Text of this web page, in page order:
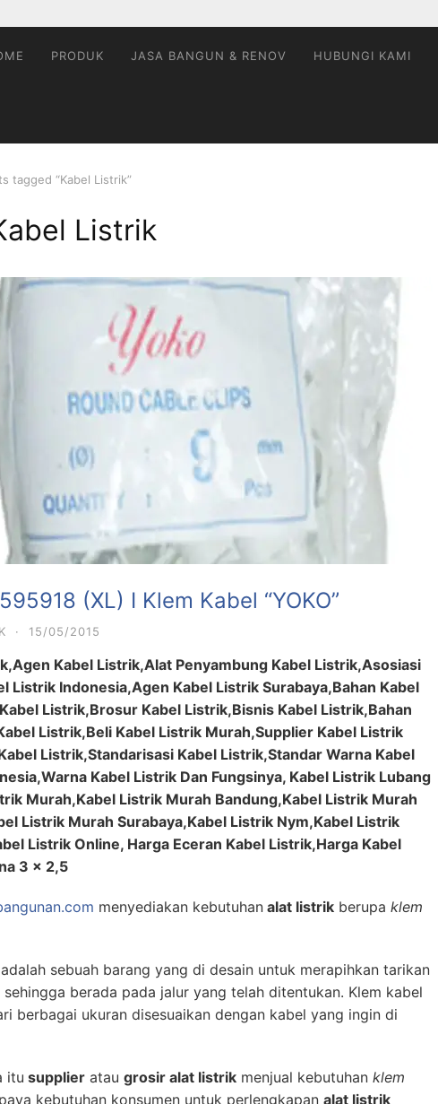
PRODUK JASA BANGUN & RENOV HUBUNGI KAMI
tagged “Kabel Listrik”
Listrik
(XL) I Klem Kabel “YOKO”
· 15/05/2015
Kabel Listrik,Alat Penyambung Kabel Listrik,Asosiasi
Listrik Indonesia,Agen Kabel Listrik Surabaya,Bahan Kabel
Listrik,Brosur Kabel Listrik,Bisnis Kabel Listrik,Bahan
Listrik,Beli Kabel Listrik Murah,Supplier Kabel Listrik
Listrik,Standarisasi Kabel Listrik,Standar Warna Kabel
Kabel Listrik Dan Fungsinya, Kabel Listrik Lubang
Murah,Kabel Listrik Murah Bandung,Kabel Listrik Murah
Listrik Murah Surabaya,Kabel Listrik Nym,Kabel Listrik
Listrik Online, Harga Eceran Kabel Listrik,Harga Kabel
3 x 2,5
menyediakan kebutuhan alat listrik berupa klem
adalah sebuah barang yang di desain untuk merapihkan tarikan
berada pada jalur yang telah ditentukan. Klem kabel
berbagai ukuran disesuaikan dengan kabel yang ingin di
itu supplier atau grosir alat listrik menjual kebutuhan klem
kebutuhan konsumen untuk perlengkapan alat listrik